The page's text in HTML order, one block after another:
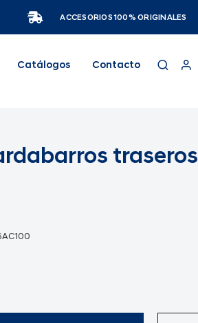
ACCESORIOS 100% ORIGINALES
Catálogos Contacto
traseros